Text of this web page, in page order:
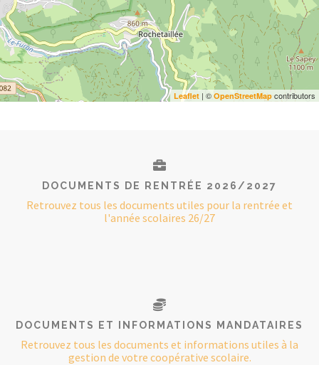
Leaflet | © OpenStreetMap contributors
DOCUMENTS DE RENTRÉE 2026/2027
Retrouvez tous les documents utiles pour la rentrée et
l'année scolaires 26/27
DOCUMENTS ET INFORMATIONS MANDATAIRES
Retrouvez tous les documents et informations utiles à la
gestion de votre coopérative scolaire.